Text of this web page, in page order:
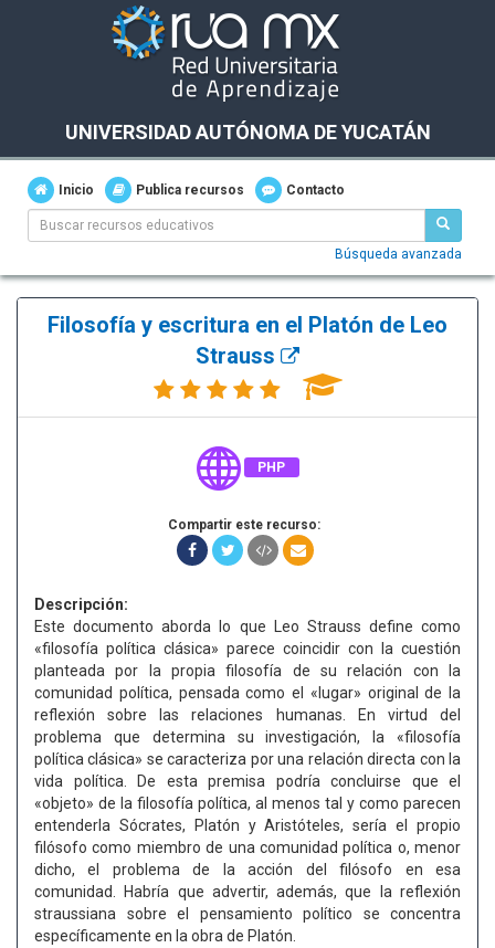
UNIVERSIDAD AUTÓNOMA DE YUCATÁN
Inicio Publica recursos Contacto
Búsqueda avanzada
Filosofía y escritura en el Platón de Leo
Strauss
PHP
Compartir este recurso:
Descripción:
Este documento aborda lo que Leo Strauss define como
«filosofía política clásica» parece coincidir con la cuestión
planteada por la propia filosofía de su relación con la
comunidad política, pensada como el «lugar» original de la
reflexión sobre las relaciones humanas. En virtud del
problema que determina su investigación, la «filosofía
política clásica» se caracteriza por una relación directa con la
vida política. De esta premisa podría concluirse que el
«objeto» de la filosofía política, al menos tal y como parecen
entenderla Sócrates, Platón y Aristóteles, sería el propio
filósofo como miembro de una comunidad política o, menor
dicho, el problema de la acción del filósofo en esa
comunidad. Habría que advertir, además, que la reflexión
straussiana sobre el pensamiento político se concentra
específicamente en la obra de Platón.